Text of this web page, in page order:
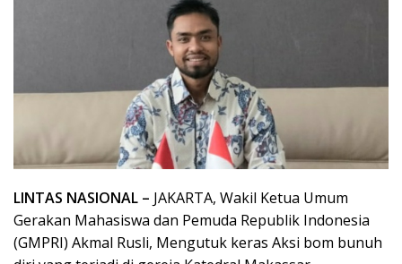
LINTAS NASIONAL – JAKARTA, Wakil Ketua Umum
Gerakan Mahasiswa dan Pemuda Republik Indonesia
(GMPRI) Akmal Rusli, Mengutuk keras Aksi bom bunuh